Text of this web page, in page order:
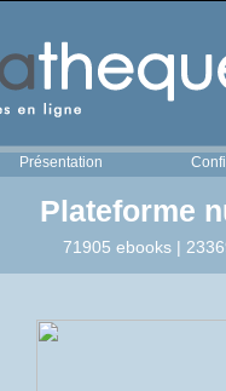
Présentation
Plateforme
71905 ebooks |